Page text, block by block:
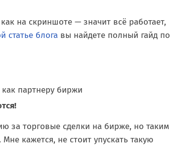
на скриншоте — значит всё работает,
статье блога вы найдете полный гайд по
партнеру биржи
за торговые сделки на бирже, но таким
кажется, не стоит упускать такую